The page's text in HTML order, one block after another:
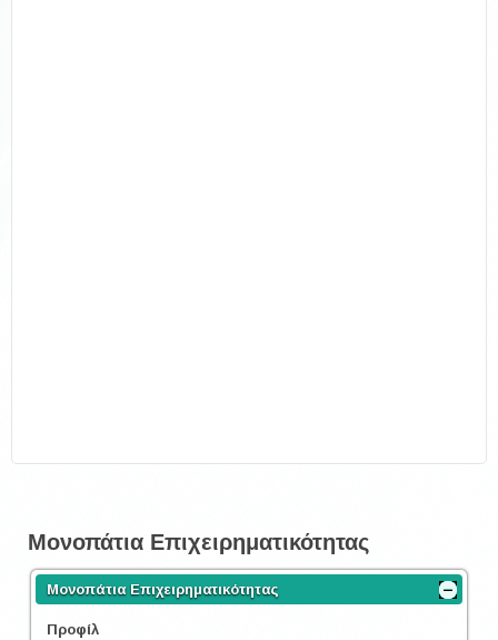
Μονοπάτια Επιχειρηματικότητας
Μονοπάτια Επιχειρηματικότητας
Προφίλ